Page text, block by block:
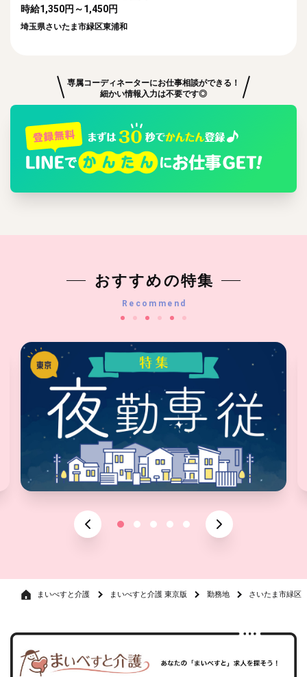
時給1,350円～1,450円
埼玉県さいたま市緑区東浦和
専属コーディネーターにお仕事相談ができる！
細かい情報入力は不要です◎
おすすめの特集
Recommend
まいべすと介護 まいべすと介護 東京版 勤務地 さいたま市緑区